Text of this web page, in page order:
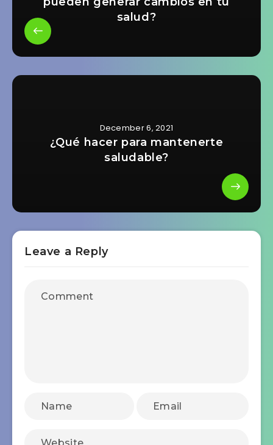
salud?
December 6, 2021
¿Qué hacer para mantenerte
saludable?
Leave a Reply